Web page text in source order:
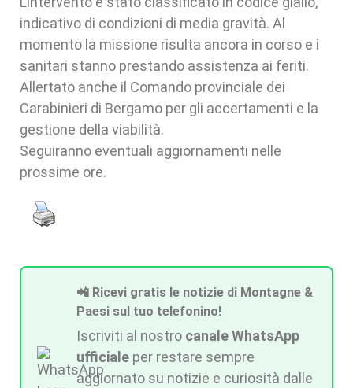
indicativo di condizioni di media gravità. Al
momento la missione risulta ancora in corso e i
sanitari stanno prestando assistenza ai feriti.
Allertato anche il Comando provinciale dei
Carabinieri di Bergamo per gli accertamenti e la
gestione della viabilità.
Seguiranno eventuali aggiornamenti nelle
prossime ore.
📲 Ricevi gratis le notizie di Montagne &
Paesi sul tuo telefonino!
Iscriviti al nostro canale WhatsApp
ufficiale per restare sempre
aggiornato su notizie e curiosità dalle